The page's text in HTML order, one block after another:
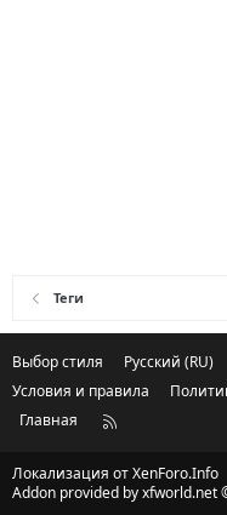
Теги
Выбор стиля
Русский (RU)
Условия и правила
Главная
R
Локализация отXenForo.Info
Addon provided by xfworld.net